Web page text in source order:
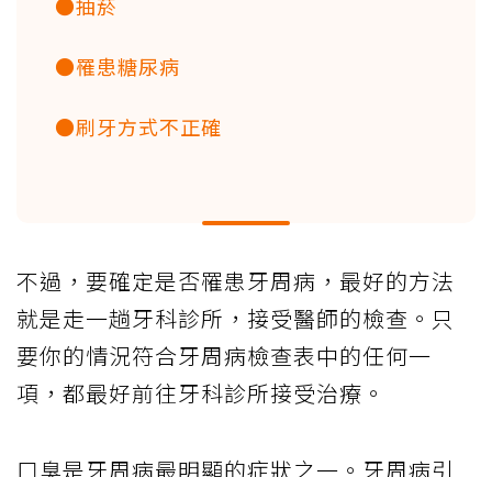
●抽菸
●罹患糖尿病
●刷牙方式不正確
不過，要確定是否罹患牙周病，最好的方法
就是走一趟牙科診所，接受醫師的檢查。只
要你的情況符合牙周病檢查表中的任何一
項，都最好前往牙科診所接受治療。
口臭是牙周病最明顯的症狀之一。牙周病引